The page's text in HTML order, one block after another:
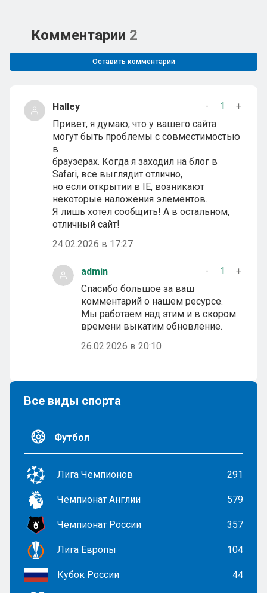
Комментарии 2
Оставить комментарий
Halley - 1
+
Привет, я думаю, что у вашего сайта
могут быть проблемы с совместимостью
в
браузерах. Когда я заходил на блог в
Safari, все выглядит отлично,
но если открытии в IE, возникают
некоторые наложения элементов.
Я лишь хотел сообщить! А в остальном,
отличный сайт!
24.02.2026 в 17:27
admin - 1
+
Спасибо большое за ваш
комментарий о нашем ресурсе.
Мы работаем над этим и в скором
времени выкатим обновление.
26.02.2026 в 20:10
Все виды спорта
Футбол
Лига Чемпионов 291
Чемпионат Англии 579
Чемпионат России 357
Лига Европы 104
Кубок России 44